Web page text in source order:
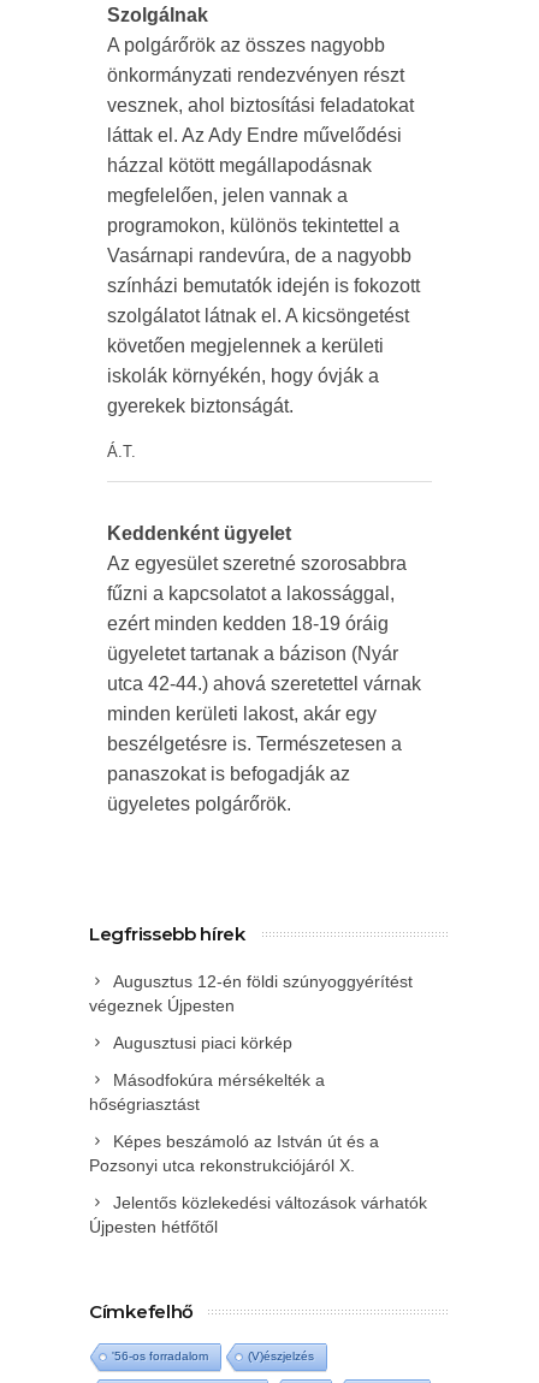
Szolgálnak
A polgárőrök az összes nagyobb
önkormányzati rendezvényen részt
vesznek, ahol biztosítási feladatokat
láttak el. Az Ady Endre művelődési
házzal kötött megállapodásnak
megfelelően, jelen vannak a
programokon, különös tekintettel a
Vasárnapi randevúra, de a nagyobb
színházi bemutatók idején is fokozott
szolgálatot látnak el. A kicsöngetést
követően megjelennek a kerületi
iskolák környékén, hogy óvják a
gyerekek biztonságát.
Á.T.
Keddenként ügyelet
Az egyesület szeretné szorosabbra
fűzni a kapcsolatot a lakossággal,
ezért minden kedden 18-19 óráig
ügyeletet tartanak a bázison (Nyár
utca 42-44.) ahová szeretettel várnak
minden kerületi lakost, akár egy
beszélgetésre is. Természetesen a
panaszokat is befogadják az
ügyeletes polgárőrök.
Legfrissebb hírek
Augusztus 12-én földi szúnyoggyérítést
végeznek Újpesten
Augusztusi piaci körkép
Másodfokúra mérsékelték a
hőségriasztást
Képes beszámoló az István út és a
Pozsonyi utca rekonstrukciójáról X.
Jelentős közlekedési változások várhatók
Újpesten hétfőtől
Címkefelhő
'56-os forradalom (V)észjelzés